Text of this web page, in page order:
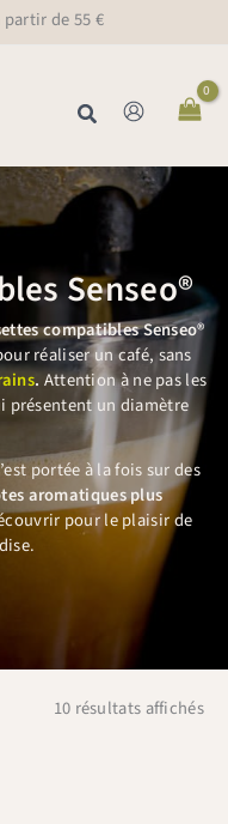
de 55 €
Rechercher
Senseo®
compatibles Senseo®
réaliser un café, sans
. Attention à ne pas les
présentent un diamètre
portée à la fois sur des
aromatiques plus
pour le plaisir de
10 résultats affichés